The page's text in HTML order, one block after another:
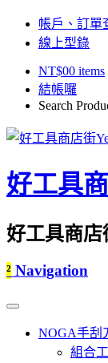
帳戶、訂單
線上型錄
NT$00 items
結帳囉
Search
好工具
好工具商
² Navigation
NOGA手刮
組合